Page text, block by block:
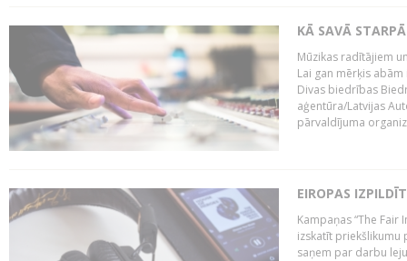
KĀ SAVĀ
Mūzikas radītājiem
Lai gan mērķis
Divas biedrības
aģentūra/Latvijas
pārvaldījuma
EIROPAS
Kampaņas “The
izskatīt priekšlikumu
saņem par darbu